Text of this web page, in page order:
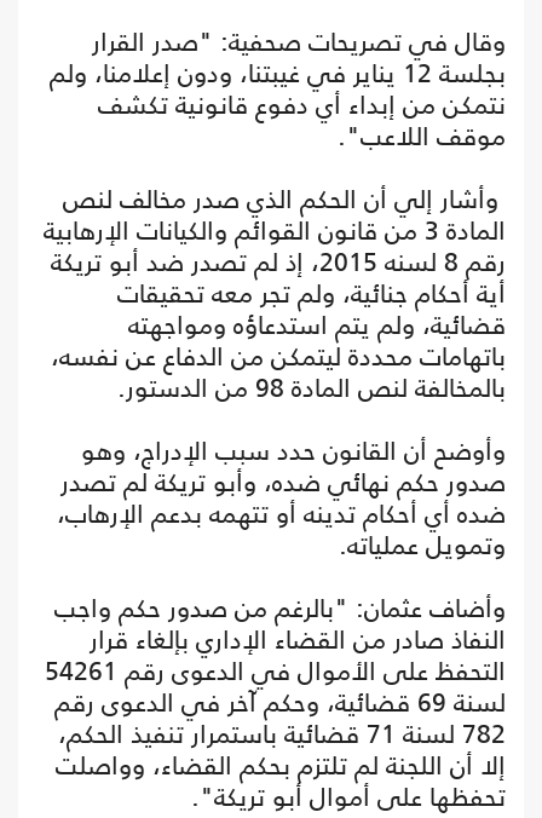
وقال في تصريحات صحفية: "صدر القرار
بجلسة 12 يناير في غيبتنا، ودون إعلامنا، ولم
نتمكن من إبداء أي دفوع قانونية تكشف
موقف اللاعب".
وأشار إلي أن الحكم الذي صدر مخالف لنص
المادة 3 من قانون القوائم والكيانات الإرهابية
رقم 8 لسنه 2015، إذ لم تصدر ضد أبو تريكة
أية أحكام جنائية، ولم تجر معه تحقيقات
قضائية، ولم يتم استدعاؤه ومواجهته
باتهامات محددة ليتمكن من الدفاع عن نفسه،
بالمخالفة لنص المادة 98 من الدستور.
وأوضح أن القانون حدد سبب الإدراج، وهو
صدور حكم نهائي ضده، وأبو تريكة لم تصدر
ضده أي أحكام تدينه أو تتهمه بدعم الإرهاب،
وتمويل عملياته.
وأضاف عثمان: "بالرغم من صدور حكم واجب
النفاذ صادر من القضاء الإداري بإلغاء قرار
التحفظ على الأموال في الدعوى رقم 54261
لسنة 69 قضائية، وحكم آخر في الدعوى رقم
782 لسنة 71 قضائية باستمرار تنفيذ الحكم،
إلا أن اللجنة لم تلتزم بحكم القضاء، وواصلت
تحفظها على أموال أبو تريكة".